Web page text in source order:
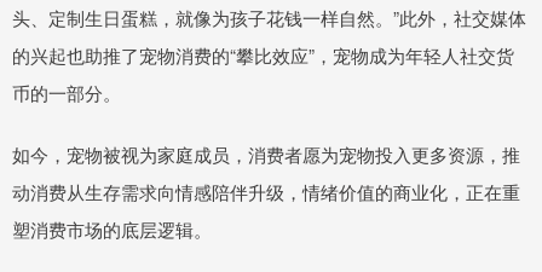
头、定制生日蛋糕，就像为孩子花钱一样自然。”此外，社交媒体
的兴起也助推了宠物消费的“攀比效应”，宠物成为年轻人社交货
币的一部分。
如今，宠物被视为家庭成员，消费者愿为宠物投入更多资源，推
动消费从生存需求向情感陪伴升级，情绪价值的商业化，正在重
塑消费市场的底层逻辑。